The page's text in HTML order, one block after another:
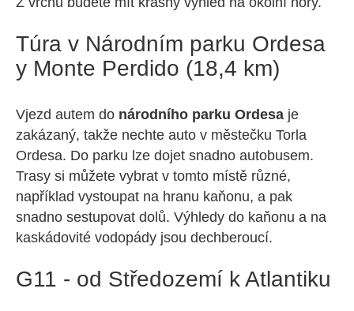
Túra v Národním parku Ordesa
y Monte Perdido (18,4 km)
Vjezd autem do národního parku Ordesa je
zakázaný, takže nechte auto v městečku Torla
Ordesa. Do parku lze dojet snadno autobusem.
Trasy si můžete vybrat v tomto místě různé,
například vystoupat na hranu kaňonu, a pak
snadno sestupovat dolů. Výhledy do kaňonu a na
kaskádovité vodopády jsou dechberoucí.
G11 - od Středozemí k Atlantiku